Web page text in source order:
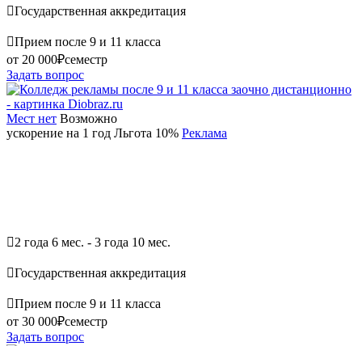
Государственная аккредитация
Прием после 9 и 11 класса
от 20 000₽семестр
Задать вопрос
Мест нет Возможно
ускорение на 1 год Льгота 10% Реклама
2 года 6 мес. - 3 года 10 мес.
Государственная аккредитация
Прием после 9 и 11 класса
от 30 000₽семестр
Задать вопрос